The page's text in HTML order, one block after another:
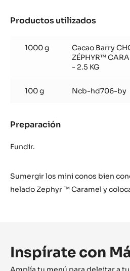
Productos utilizados
helado
Zephyr
1000 g
Cacao Barry
ZÉPHYR™
- 2.5 KG
100 g Ncb-hd706-by
Preparación
Fundir.
Sumergir los mini conos bien
helado Zephyr ™ Caramel y
Inspírate con